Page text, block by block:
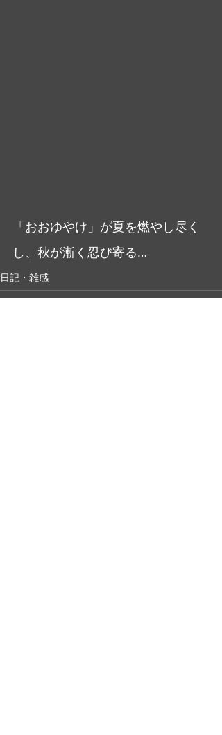
「おおゆやけ」が夏を燃やし尽く
し、秋が漸く忍び寄る…
日記・雑感